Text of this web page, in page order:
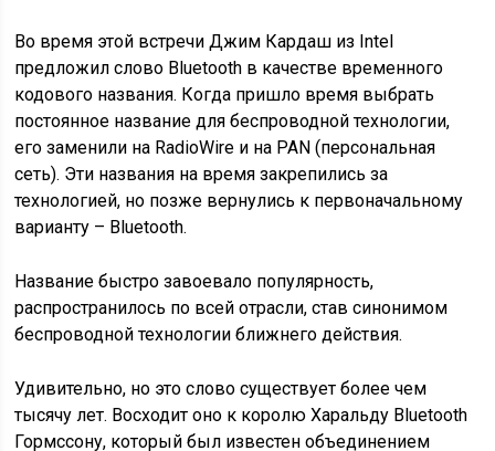
Во время этой встречи Джим Кардаш из Intel
предложил слово Bluetooth в качестве временного
кодового названия. Когда пришло время выбрать
постоянное название для беспроводной технологии,
его заменили на RadioWire и на PAN (персональная
сеть). Эти названия на время закрепились за
технологией, но позже вернулись к первоначальному
варианту – Bluetooth.
Название быстро завоевало популярность,
распространилось по всей отрасли, став синонимом
беспроводной технологии ближнего действия.
Удивительно, но это слово существует более чем
тысячу лет. Восходит оно к королю Харальду Bluetooth
Гормссону, который был известен объединением